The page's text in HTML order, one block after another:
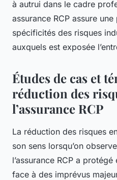
à autrui dans le cadre
assurance RCP assure
spécificités des risques
auxquels est exposée
Études de cas et
réduction des
l’assurance RCP
La réduction des risques
son sens lorsqu’on
l’assurance RCP a
face à des imprévus